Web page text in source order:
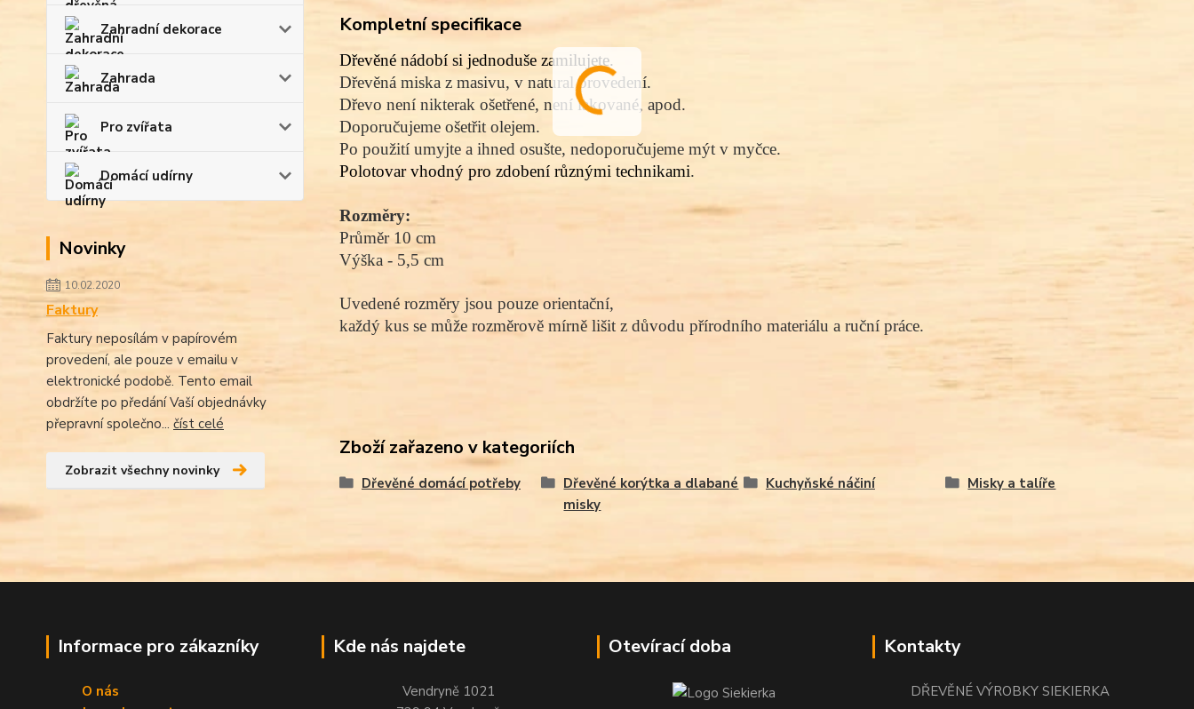
Zahradní dekorace
Zahrada
Pro zvířata
Domácí udírny
Novinky
10.02.2020
Faktury
Faktury neposílám v papírovém
provedení, ale pouze v emailu v
elektronické podobě. Tento email
obdržíte po předání Vaší objednávky
přepravní společno... číst celé
Zobrazit všechny novinky
Kompletní specifikace
Dřevěné nádobí si jednoduše zamilujete.
Dřevěná miska z masivu, v natural provedení.
Dřevo není nikterak ošetřené, není lakované, apod.
Doporučujeme ošetřit olejem.
Po použití umyjte a ihned osušte, nedoporučujeme mýt v myčce.
Polotovar vhodný pro zdobení různými technikami.
Rozměry:
Průměr 10 cm
Výška - 5,5 cm
Uvedené rozměry jsou pouze orientační,
každý kus se může rozměrově mírně lišit z důvodu přírodního materiálu a ruční práce.
Zboží zařazeno v kategoriích
Dřevěné domácí potřeby
Dřevěné korýtka a dlabané
misky
Kuchyňské náčiní Misky a talíře
Informace pro zákazníky
O nás
Kde nás najdete
Vendryně 1021
Otevírací doba Kontakty
DŘEVĚNÉ VÝROBKY SIEKIERKA